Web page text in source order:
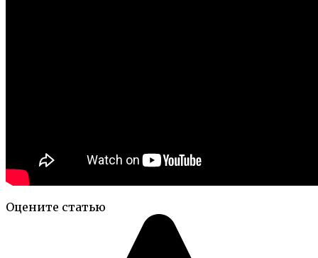
Оцените статью